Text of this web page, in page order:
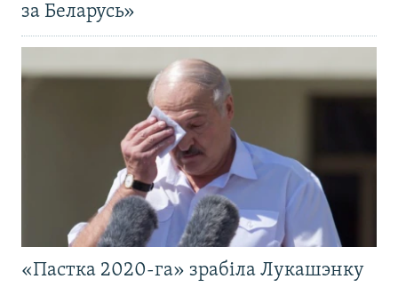
за Беларусь»
«Пастка 2020-га» зрабіла Лукашэнку